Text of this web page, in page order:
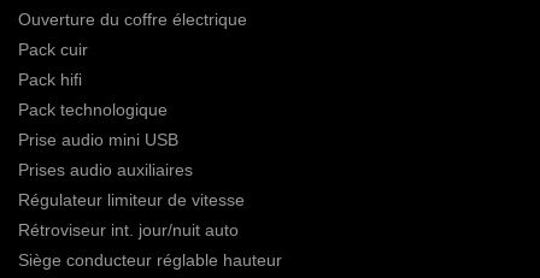
Ouverture du coffre électrique
Pack cuir
Pack hifi
Pack technologique
Prise audio mini USB
Prises audio auxiliaires
Régulateur limiteur de vitesse
Rétroviseur int. jour/nuit auto
Siège conducteur réglable hauteur